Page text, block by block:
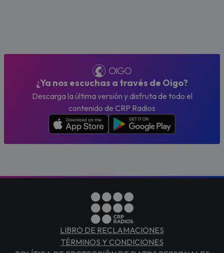
¿Ya nos escuchas a través de Oigo?
Descarga la última versión y disfruta de todo el
contenido de CRP Radios
LIBRO DE RECLAMACIONES
TÉRMINOS Y CONDICIONES